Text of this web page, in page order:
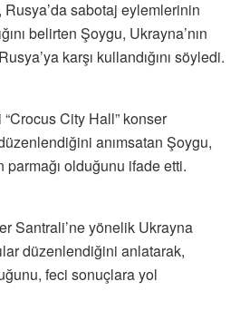
Rusya’da sabotaj eylemlerinin
belirten Şoygu, Ukrayna’nın
karşı kullandığını söyledi.
City Hall” konser
anımsatan Şoygu,
parmağı olduğunu ifade etti.
Santrali’ne yönelik Ukrayna
düzenlendiğini anlatarak,
feci sonuçlara yol